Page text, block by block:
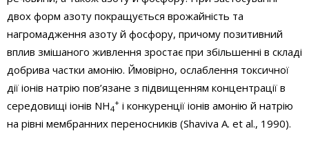
двох форм азоту покращується врожайність та
нагромадження азоту й фосфору, причому позитивний
вплив змішаного живлення зростає при збільшенні в складі
добрива частки амонію. Ймовірно, ослаблення токсичної
дії іонів натрію пов’язане з підвищенням концентрації в
середовищі іонів NH4
+ і конкуренції іонів амонію й натрію
на рівні мембранних переносників (Shaviva A. et al., 1990).